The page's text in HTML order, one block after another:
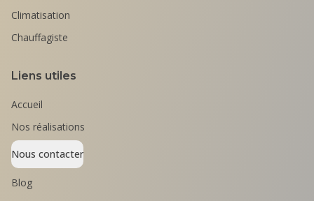
Climatisation
Chauffagiste
Liens utiles
Accueil
Nos réalisations
Nous contacter
Blog